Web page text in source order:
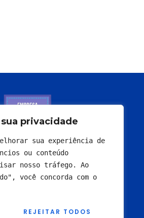
privacidade
sua experiência de
ou conteúdo
nosso tráfego. Ao
você concorda com o
REJEITAR TODOS